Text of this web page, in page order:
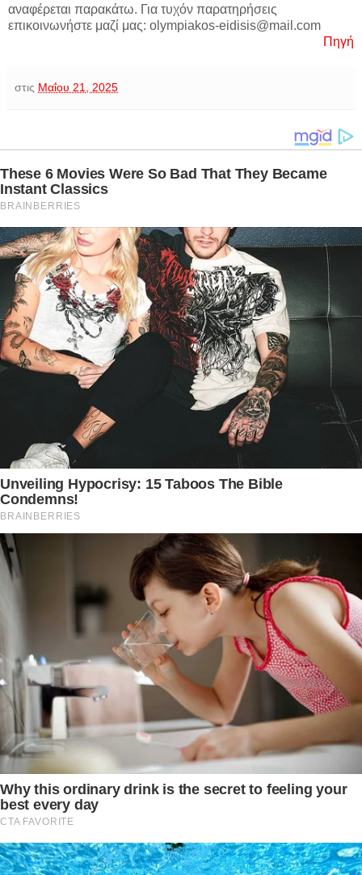
αναφέρεται παρακάτω. Για τυχόν παρατηρήσεις
επικοινωνήστε μαζί μας: olympiakos-eidisis@mail.com
Πηγή
στις Μαΐου 21, 2025